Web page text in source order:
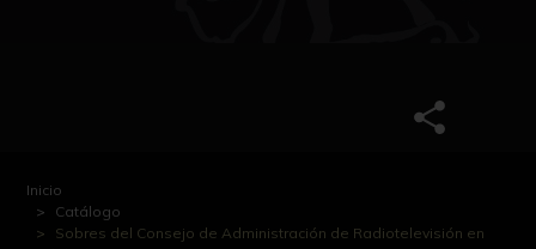
Inicio
Catálogo
Sobres del Consejo de Administración de Radiotelevisión en